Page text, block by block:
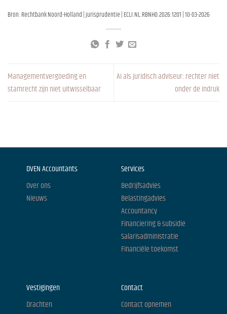
Bron: Rechtbank Noord-Holland | jurisprudentie | ECLI:NL:RBNHO:2026:1201 | 10-03-2026
Managementvergoeding en
stamrecht zijn niet uitwisselbaar
AI als juridisch adviseur: rechter niet
onder de indruk
DVEN Accountants
Over ons
Nieuws
Services
Bedrijfsadvies
Belastingadvies
Accountancy
Financiering & subsidie
Salarisadministratie
Financiële toekomst
Vestigingen
Drachten
Contact
Contact opnemen